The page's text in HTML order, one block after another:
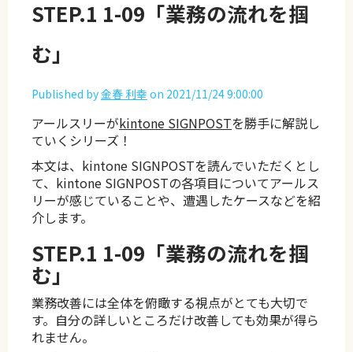
STEP.1 1-09「業務の流れを掴
む」
Published by金春 利幸 on 2021/11/24 9:00:00
アールスリーがkintone SIGNPOSTを勝手に解説し
ていくシリーズ！
本文は、kintone SIGNPOSTを読んでいただくとし
て、kintone SIGNPOSTの各項目についてアールス
リーが感じていることや、遭遇したケースなどを紹
介します。
STEP.1 1-09「業務の流れを掴
む」
業務改善には全体を俯瞰する視点がとても大切で
す。自分の詳しいところだけ改善しても効果が得ら
れません。